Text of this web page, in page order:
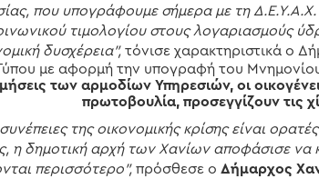
που υπογράφουμε σήμερα με τη Δ.Ε.Υ.Α.Χ.
τιμολογίου στους λογαριασμούς
δυσχέρεια”, τόνισε χαρακτηριστικά ο
με αφορμή την υπογραφή του
των αρμοδίων Υπηρεσιών, οι
πρωτοβουλία, προσεγγίζουν τις
της οικονομικής κρίσης είναι
η δημοτική αρχή των Χανίων αποφάσισε να
περισσότερο”,πρόσθεσε ο Δήμαρχος